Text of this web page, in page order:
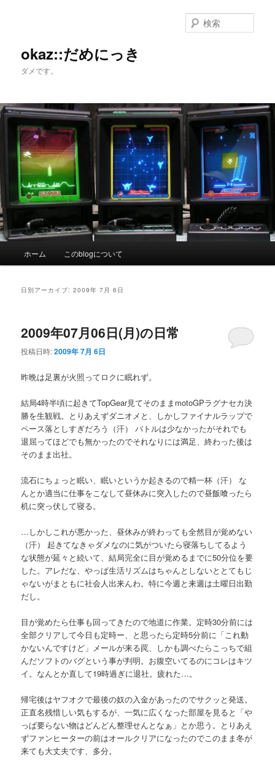
へ
移
移
動
okaz::だめにっき
ダメです。
索
ホーム このblogについて
日別アーカイブ:2009年 7月 6日
2009年07月06日(月)の日常
投稿日時:2009年 7月 6日
昨晩は足裏が火照ってロクに眠れず。
結局4時半頃に起きてTopGear見てそのままmotoGPラグナセカ決
勝を生観戦。とりあえずダニオメと、しかしファイナルラップで
ペース落としすぎだろう（汗） バトルは少なかったがそれでも
退屈ってほどでも無かったのでそれなりには満足、終わった後は
そのまま出社。
流石にちょっと眠い、眠いというか起きるので精一杯（汗） な
んとか適当に仕事をこなして昼休みに突入したので昼飯喰ったら
机に突っ伏して寝る。
…しかしこれが悪かった、昼休みが終わっても全然目が覚めない
（汗） 起きてなきゃダメなのに気がついたら寝落ちしてるよう
な状態が延々と続いて、結局完全に目が覚めるまでに50分位を要
した。アレだな、やっぱ生活リズムはちゃんとしないととてもじ
ゃないがまともに社会人出来んわ。特に今週と来週は土曜日出勤
だし。
目が覚めたら仕事も回ってきたので地道に作業。定時30分前には
全部クリアして今日も定時ー、と思ったら定時5分前に「これ動
かないんですけど」メールが来る罠、しかも調べたらこっちで組
んだソフトのバグという事が判明。お腹空いてるのにコレはキツ
イ。なんとか直して19時過ぎに退社。疲れた…。
帰宅後はヤフオクで最後の奴の入金があったのでサクッと発送。
正直名残惜しい気もするが、一気に広くなった部屋を見ると「や
っぱ要らない物はどんどん整理せんとなぁ」とか思う。とりあえ
ずファンヒーターの前はオールクリアになったのでこのまま冬が
来ても大丈夫です、多分。